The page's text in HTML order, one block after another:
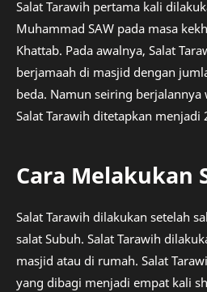
Salat Tarawih pertama kali
Muhammad SAW pada masa
Khattab. Pada awalnya, Salat
berjamaah di masjid dengan
beda. Namun seiring
Salat Tarawih ditetapkan menjadi
Cara Melakukan
Salat Tarawih dilakukan setelah
salat Subuh. Salat Tarawih
masjid atau di rumah. Salat
yang dibagi menjadi empat kali